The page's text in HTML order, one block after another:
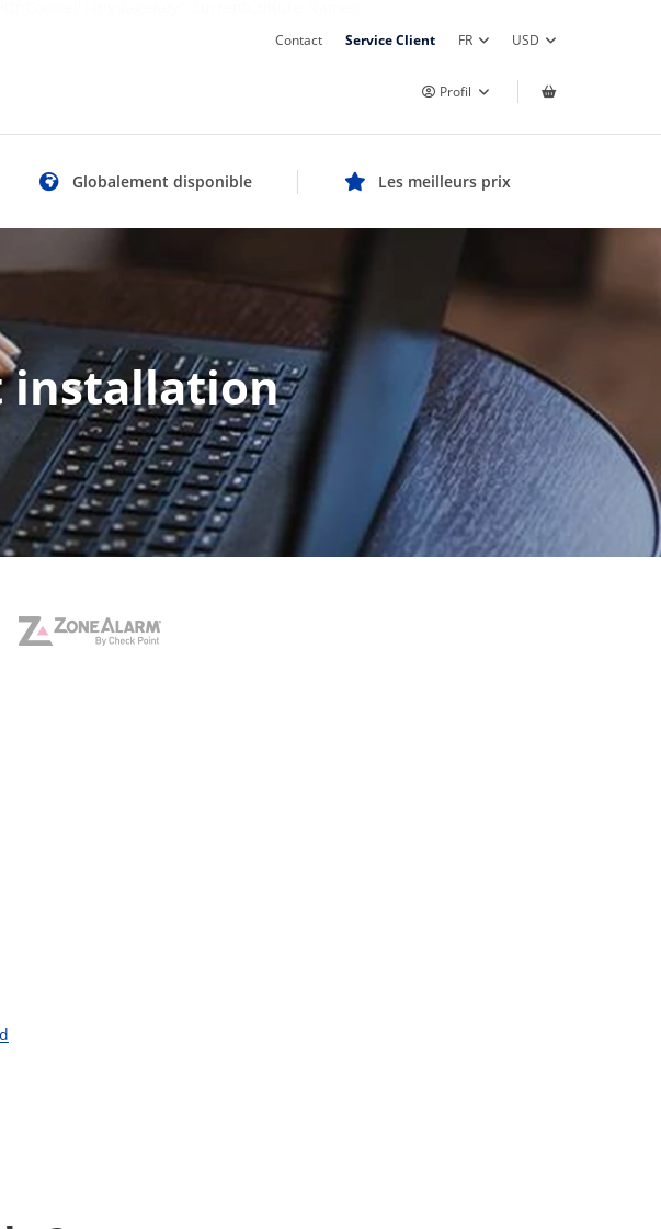
Contact Service Client FR USD
Profil
Globalement disponible Les meilleurs prix
installation